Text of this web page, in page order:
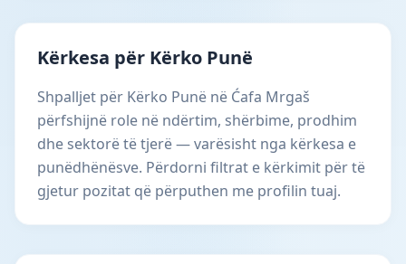
Kërkesa për Kërko Punë
Shpalljet për Kërko Punë në Ćafa Mrgaš
përfshijnë role në ndërtim, shërbime, prodhim
dhe sektorë të tjerë — varësisht nga kërkesa e
punëdhënësve. Përdorni filtrat e kërkimit për të
gjetur pozitat që përputhen me profilin tuaj.